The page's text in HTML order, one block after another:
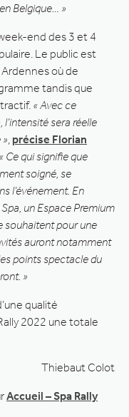
Belgique… »
end des 3 et 4
Le public est
où de
tandis que
« Avec ce
sera réelle
précise Florian
« Ce qui signifie que
soigné, se
l’événement. En
un Espace Premium
souhaitent pour une
auront notamment
points spectacle du
»
qualité
2022 une totale
Thiebaut Colot
Accueil – Spa Rally